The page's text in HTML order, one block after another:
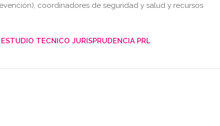
coordinadores de seguridad y salud y recursos
ESTUDIO TECNICO JURISPRUDENCIA PRL